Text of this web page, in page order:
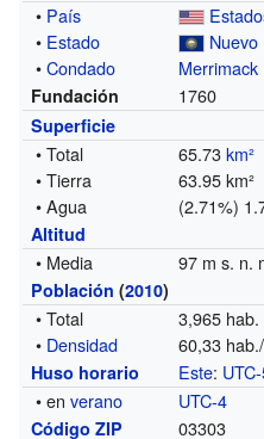
• País
• Estado
•Condado Merrimack
Fundación 1760
Superficie
• Total 65.73km²
• Tierra
63.95 km²
• Agua
(2.71%)
Altitud
• Media 97 m s. n.
Población (2010)
• Total
3,965 hab.
• Densidad 60,33
Huso horario Este:
• enverano UTC-4
Código ZIP 03303